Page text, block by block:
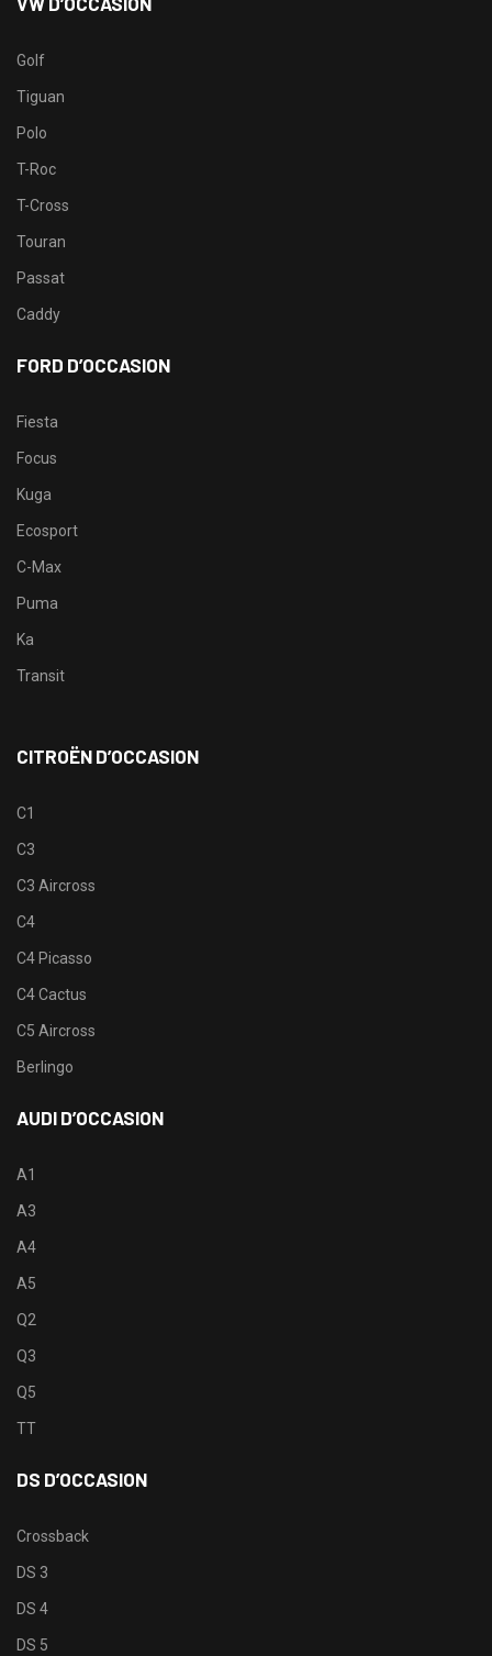
Golf
Tiguan
Polo
T-Roc
T-Cross
Touran
Passat
Caddy
FORD D’OCCASION
Fiesta
Focus
Kuga
Ecosport
C-Max
Puma
Ka
Transit
CITROËN D’OCCASION
C1
C3
C3 Aircross
C4
C4 Picasso
C4 Cactus
C5 Aircross
Berlingo
AUDI D’OCCASION
A1
A3
A4
A5
Q2
Q3
Q5
TT
DS D’OCCASION
Crossback
DS 3
DS 4
DS 5